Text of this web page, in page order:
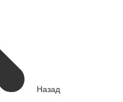
Назад